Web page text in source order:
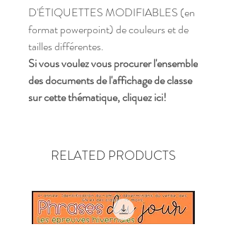
D'ÉTIQUETTES MODIFIABLES (en
format powerpoint) de couleurs et de
tailles différentes.
Si vous voulez vous procurer l'ensemble
des documents de l'affichage de classe
sur cette thématique, cliquez ici!
RELATED PRODUCTS